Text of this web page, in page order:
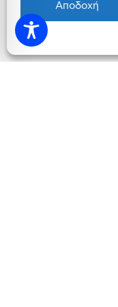
Αποδοχή